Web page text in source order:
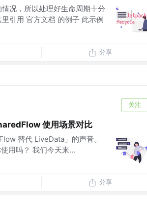
况，所以处理好生命周期十分
引用 官方文档 的例子 此示例
分享
关注
使用场景对比
替代 LiveData」的声音。
用吗？ 我们今天来...
分享